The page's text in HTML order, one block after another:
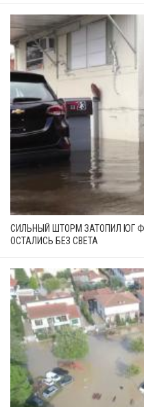
СИЛЬНЫЙ ШТОРМ ЗАТОПИЛ ЮГ
ОСТАЛИСЬ БЕЗ СВЕТА